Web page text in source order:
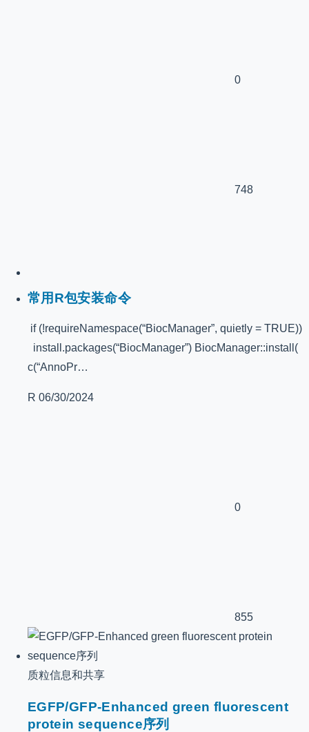
0
748
常用R包安装命令
if (!requireNamespace(“BiocManager”, quietly = TRUE))
install.packages(“BiocManager”) BiocManager::install(
c(“AnnoPr…
R 06/30/2024
0
855
质粒信息和共享
EGFP/GFP-Enhanced green fluorescent
protein sequence序列